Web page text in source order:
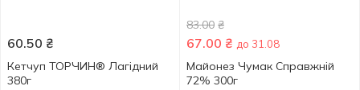
60.50 ₴
Кетчуп ТОРЧИН® Лагідний
380г
83.00 ₴
67.00 ₴ до 31.08
Майонез Чумак Справжній
72% 300г